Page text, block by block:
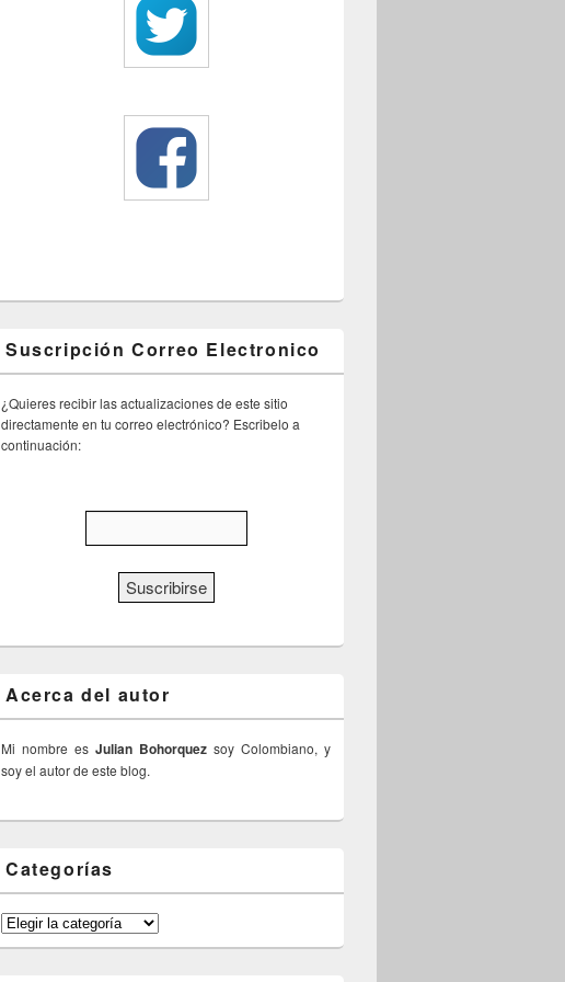
Suscripción Correo Electronico
¿Quieres recibir las actualizaciones de este sitio
directamente en tu correo electrónico? Escribelo a
continuación:
Acerca del autor
Mi nombre es Julian Bohorquez soy Colombiano, y
soy el autor de este blog.
Categorías
Categorías